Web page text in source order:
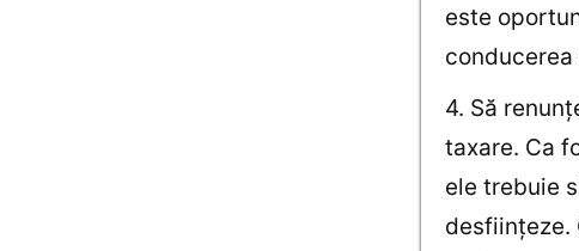
este
4. Să
taxare. Ca
ele trebuie
desfiinţeze.